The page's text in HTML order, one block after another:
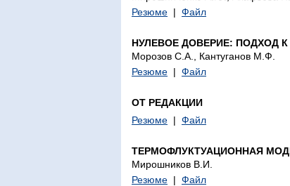
Резюме | Файл
НУЛЕВОЕ ДОВЕРИЕ: ПОДХОД
Морозов С.А., Кантуганов М.Ф.
Резюме | Файл
ОТ РЕДАКЦИИ
Резюме | Файл
ТЕРМОФЛУКТУАЦИОННАЯ
Мирошников В.И.
Резюме | Файл